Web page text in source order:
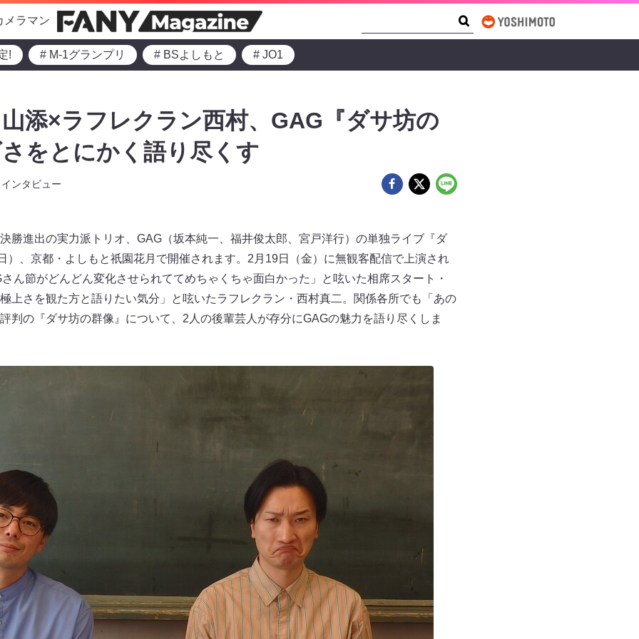
メラマン
! # M-1グランプリ # BSよしもと # JO1
添×ラフレクラン西村、GAG『ダサ坊の
をとにかく語り尽くす
インタビュー
勝進出の実力派トリオ、GAG（坂本純一、福井俊太郎、宮戸洋行）の単独ライブ『ダ
）、京都・よしもと祇園花月で開催されます。2月19日（金）に無観客配信で上演され
ん節がどんどん変化させられててめちゃくちゃ面白かった」と呟いた相席スタート・
上さを観た方と語りたい気分」と呟いたラフレクラン・西村真二。関係各所でも「あの
判の『ダサ坊の群像』について、2人の後輩芸人が存分にGAGの魅力を語り尽くしま